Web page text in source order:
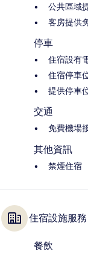
公共區域
客房提供
停車
住宿設有
住宿停車
提供停車
交通
免費機場
其他資訊
禁煙住宿
住宿設施服務
餐飲